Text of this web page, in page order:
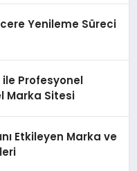
Yenileme Süreci
Profesyonel
Marka Sitesi
Etkileyen Marka ve